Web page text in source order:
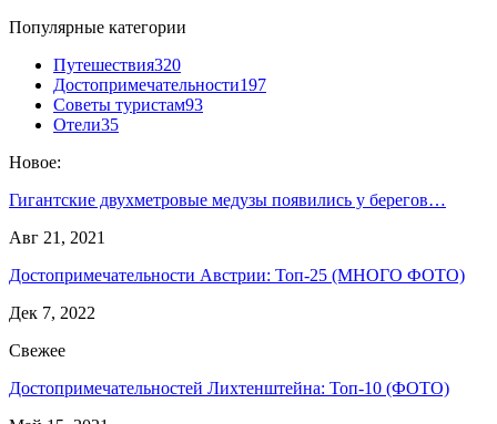
Популярные категории
Путешествия320
Достопримечательности197
Советы туристам93
Отели35
Новое:
Гигантские двухметровые медузы появились у берегов…
Авг 21, 2021
Достопримечательности Австрии: Топ-25 (МНОГО ФОТО)
Дек 7, 2022
Свежее
Достопримечательностей Лихтенштейна: Топ-10 (ФОТО)